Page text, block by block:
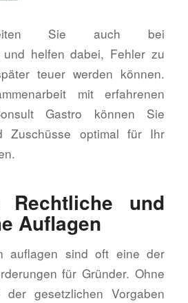
Sie auch bei
und helfen dabei, Fehler zu
teuer werden können.
mit erfahrenen
Gastro können Sie
Zuschüsse optimal für Ihr
und
Auflagen
auflagen sind oft eine der
für Gründer. Ohne
der gesetzlichen Vorgaben